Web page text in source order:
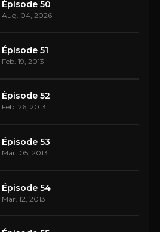
Épisode 50
Aug. 04, 2026
Épisode 51
Feb. 19, 2013
Épisode 52
Feb. 26, 2013
Épisode 53
Mar. 05, 2013
Épisode 54
Mar. 12, 2013